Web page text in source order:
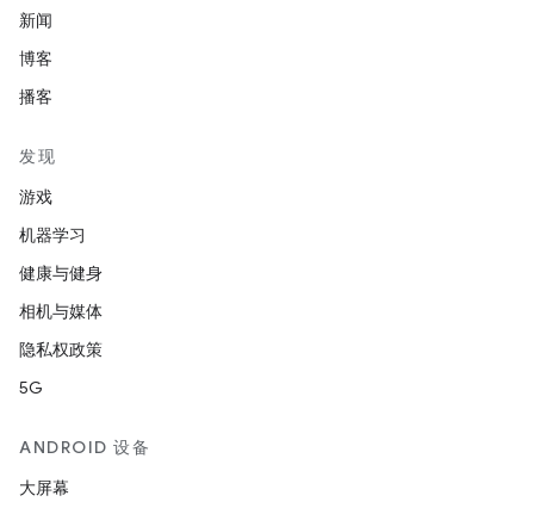
新闻
博客
播客
发现
游戏
机器学习
健康与健身
相机与媒体
隐私权政策
5G
ANDROID 设备
大屏幕